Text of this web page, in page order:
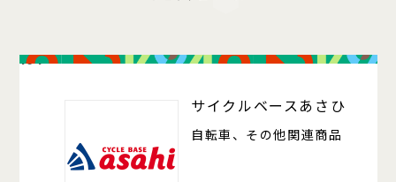
104
サイクルベースあさひ
自転車、その他関連商品